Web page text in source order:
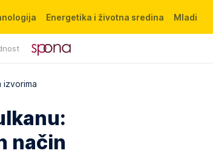
Energetika i životna sredina Mladi
izvorima
način